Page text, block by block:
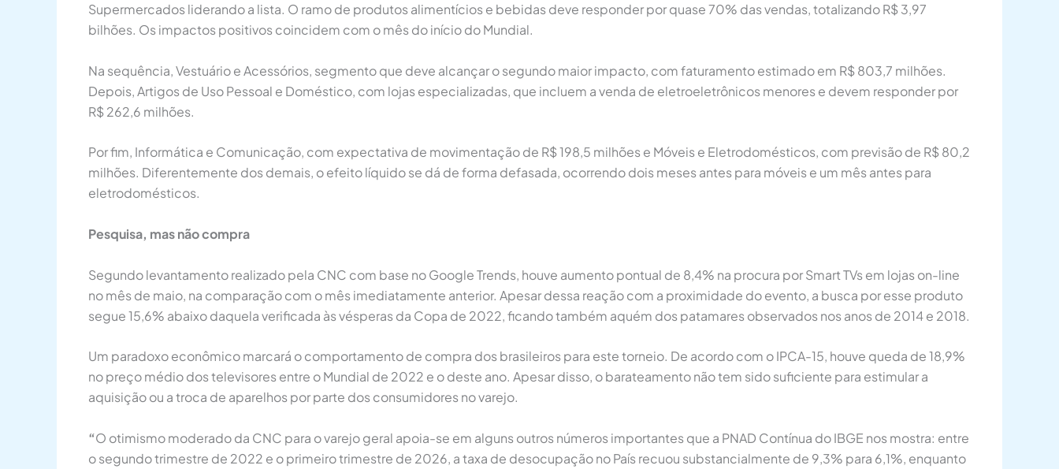
Supermercados liderando a lista. O ramo de produtos alimentícios e bebidas deve responder por quase 70% das vendas, totalizando R$ 3,97
bilhões. Os impactos positivos coincidem com o mês do início do Mundial.
Na sequência, Vestuário e Acessórios, segmento que deve alcançar o segundo maior impacto, com faturamento estimado em R$ 803,7 milhões.
Depois, Artigos de Uso Pessoal e Doméstico, com lojas especializadas, que incluem a venda de eletroeletrônicos menores e devem responder por
R$ 262,6 milhões.
Por fim, Informática e Comunicação, com expectativa de movimentação de R$ 198,5 milhões e Móveis e Eletrodomésticos, com previsão de R$ 80,2
milhões. Diferentemente dos demais, o efeito líquido se dá de forma defasada, ocorrendo dois meses antes para móveis e um mês antes para
eletrodomésticos.
Pesquisa, mas não compra
Segundo levantamento realizado pela CNC com base no Google Trends, houve aumento pontual de 8,4% na procura por Smart TVs em lojas on-line
no mês de maio, na comparação com o mês imediatamente anterior. Apesar dessa reação com a proximidade do evento, a busca por esse produto
segue 15,6% abaixo daquela verificada às vésperas da Copa de 2022, ficando também aquém dos patamares observados nos anos de 2014 e 2018.
Um paradoxo econômico marcará o comportamento de compra dos brasileiros para este torneio. De acordo com o IPCA-15, houve queda de 18,9%
no preço médio dos televisores entre o Mundial de 2022 e o deste ano. Apesar disso, o barateamento não tem sido suficiente para estimular a
aquisição ou a troca de aparelhos por parte dos consumidores no varejo.
“O otimismo moderado da CNC para o varejo geral apoia-se em alguns outros números importantes que a PNAD Contínua do IBGE nos mostra: entre
o segundo trimestre de 2022 e o primeiro trimestre de 2026, a taxa de desocupação no País recuou substancialmente de 9,3% para 6,1%, enquanto